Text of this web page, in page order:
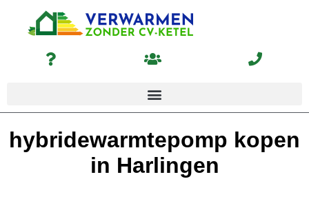
hybridewarmtepomp kopen
in Harlingen